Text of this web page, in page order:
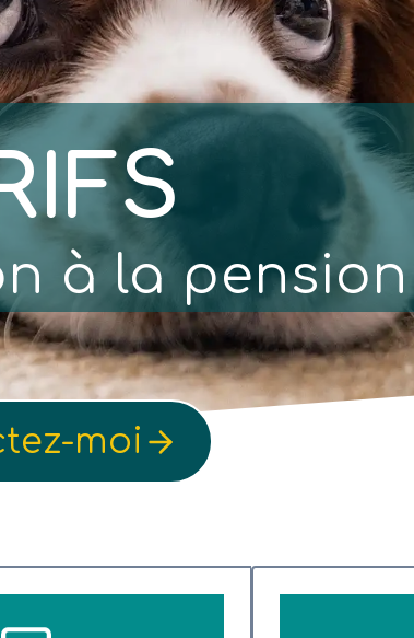
à la pension
moi